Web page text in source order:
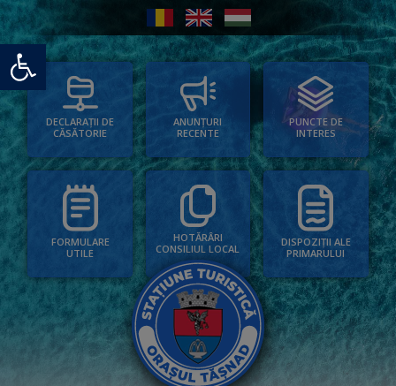
Deschide bara de unelte
DECLARAȚII DE
CĂSĂTORIE
ANUNȚURI
RECENTE
PUNCTE DE
INTERES
FORMULARE
UTILE
HOTĂRÂRI
CONSILIUL LOCAL
DISPOZIȚII ALE
PRIMARULUI